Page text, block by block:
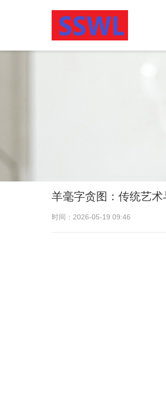
羊毫字贪图：传统艺
时间：2026-05-19 09:46